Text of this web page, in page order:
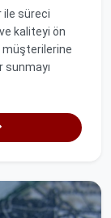
ile süreci
kaliteyi ön
müşterilerine
sunmayı